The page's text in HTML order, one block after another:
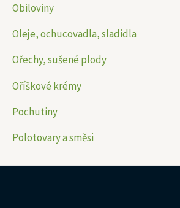
Obiloviny
Oleje, ochucovadla, sladidla
Ořechy, sušené plody
Oříškové krémy
Pochutiny
Polotovary a směsi